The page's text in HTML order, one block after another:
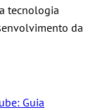
tecnologia
da
Guia